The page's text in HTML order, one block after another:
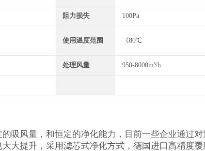
阻力损失 100Pa
使用温度范围 《80℃
处理风量 950-8000m³/h
吸风量，和恒定的净化能力，目前一些企业通过
大提升，采用滤芯式净化方式，德国进口高精度